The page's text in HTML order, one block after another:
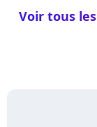
Voir tous